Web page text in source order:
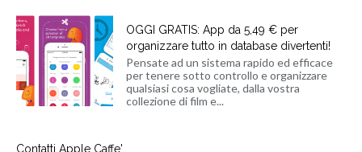
OGGI GRATIS: App da 5,49 € per
organizzare tutto in database divertenti!
Pensate ad un sistema rapido ed efficace
per tenere sotto controllo e organizzare
qualsiasi cosa vogliate, dalla vostra
collezione di film e...
Contatti Apple Caffe'